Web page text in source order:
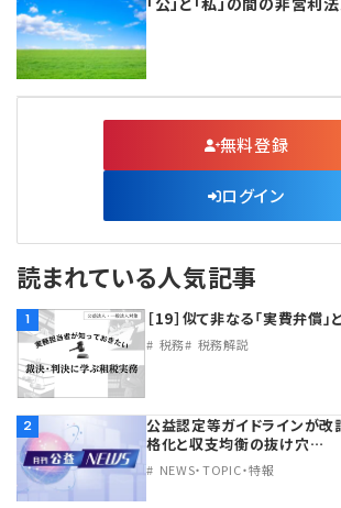
人気記事
法人運営
法人運営
評議員会・社員総会
評議員
登記関連
定款関連
定期提出書類
寄附
税務
インボイス
労務
給与計算
法改正-労務
法務
利益相反取引
個人情報
法改正-法務
経営
資産運用
IT
連載
連載
論壇
【連載】公益法人制度のリアル
【連載】これからの時代の資産運用
無料記事
無料登録
ログイン
読まれている人気記事
1 ［19］似て非なる「実費弁償」
税務 税務解説
2
公益認定等ガイドラインが
格化と収支均衡の抜け穴…
NEWS・TOPIC・特報